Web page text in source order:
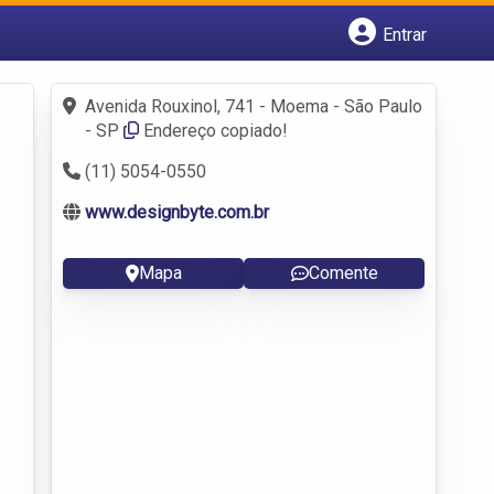
Entrar
Fazer login
Criar conta
Avenida Rouxinol, 741 - Moema - São Paulo
- SP
Endereço copiado!
(11) 5054-0550
www.designbyte.com.br
Mapa Comente